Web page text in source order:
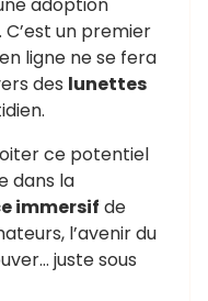
adoption
un premier
ligne ne se fera
des lunettes
ce potentiel
dans la
immersif de
l’avenir du
juste sous